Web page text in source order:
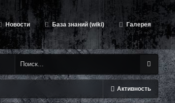
Новости База знаний (wiki) Галерея
Активность